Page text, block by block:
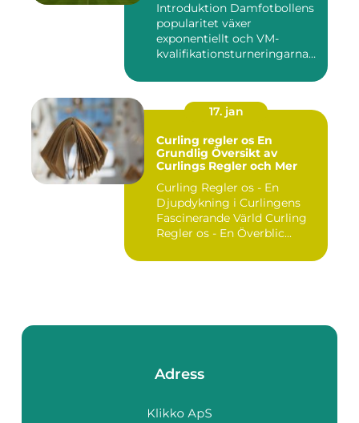
Introduktion Damfotbollens
popularitet växer
exponentiellt och VM-
kvalifikationsturneringarna
17. jan
Curling regler os En
Grundlig Översikt av
Curlings Regler och Mer
Curling Regler os - En
Djupdykning i Curlingens
Fascinerande Värld Curling
Regler os - En Överblic...
Adress